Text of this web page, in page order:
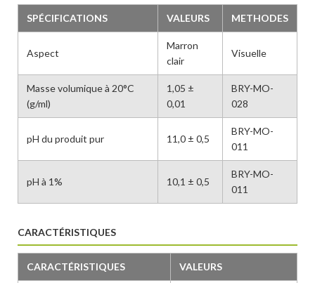
SPÉCIFICATIONS VALEURS METHODES
Aspect
Marron
clair
Visuelle
Masse volumique à 20°C
(g/ml)
1,05 ±
0,01
BRY-MO-
028
pH du produit pur 11,0 ± 0,5
BRY-MO-
011
pH à 1% 10,1 ± 0,5
BRY-MO-
011
CARACTÉRISTIQUES
CARACTÉRISTIQUES VALEURS